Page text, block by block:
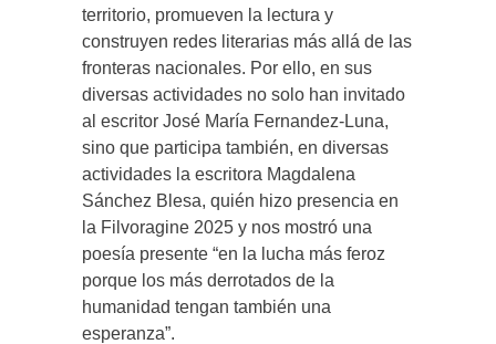
territorio, promueven la lectura y
construyen redes literarias más allá de las
fronteras nacionales. Por ello, en sus
diversas actividades no solo han invitado
al escritor José María Fernandez-Luna,
sino que participa también, en diversas
actividades la escritora Magdalena
Sánchez Blesa, quién hizo presencia en
la Filvoragine 2025 y nos mostró una
poesía presente “en la lucha más feroz
porque los más derrotados de la
humanidad tengan también una
esperanza”.